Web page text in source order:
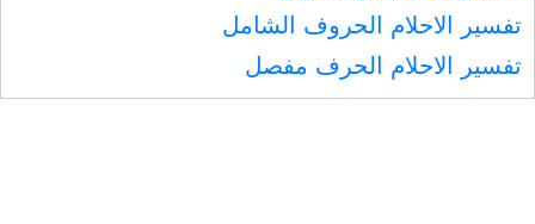
تفسير الاحلام الحروف الشامل
تفسير الاحلام الحرف مفصل